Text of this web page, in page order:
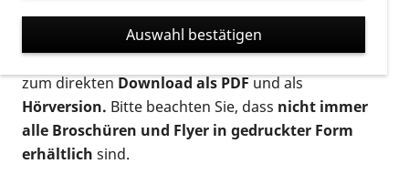
suchen. Die meisten Flyer und Broschüren werden in
verschiedenen Formaten angeboten: zur
postalischen Bestellung als gedruckte Variante
zum direktenDownload als PDFund als
Hörversion. Bitte beachten Sie, dass nicht immer
alle Broschüren und Flyer in gedruckter Form
erhältlich sind.
Auswahl bestätigen